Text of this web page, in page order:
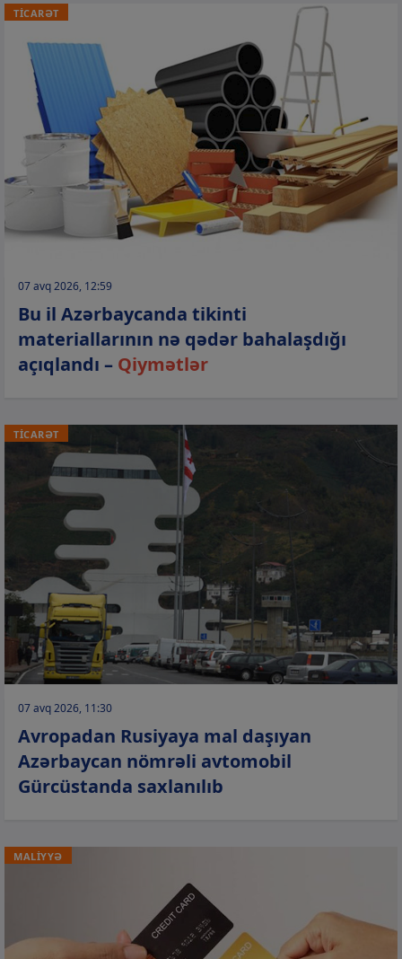
TİCARƏT
07 avq 2026, 12:59
Bu il Azərbaycanda tikinti
materiallarının nə qədər bahalaşdığı
açıqlandı – Qiymətlər
TİCARƏT
07 avq 2026, 11:30
Avropadan Rusiyaya mal daşıyan
Azərbaycan nömrəli avtomobil
Gürcüstanda saxlanılıb
MALİYYƏ